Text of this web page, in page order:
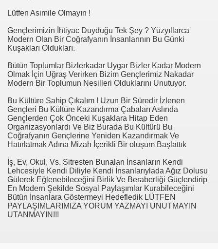
Lütfen Asimile Olmayın !
Gençlerimizin İhtiyac Duyduğu Tek Şey ? Yüzyıllarca
Modern Olan Bir Coğrafyanın İnsanlarının Bu Günki
Kuşakları Oldukları.
Bütün Toplumlar Bizlerkadar Uygar Bizler Kadar Modern
Olmak İçin Uğraş Verirken Bizim Gençlerimiz Nakadar
Modern Bir Toplumun Nesilleri Olduklarını Unutuyor.
Bu Kültüre Sahip Çıkalım ! Uzun Bir Süredir İzlenen
Gençleri Bu Kültüre Kazandırma Çabaları Aslında
Gençlerden Çok Önceki Kuşaklara Hitap Eden
Organizasyonlardı Ve Biz Burada Bu Kültürü Bu
Coğrafyanın Gençlerine Yeniden Kazandırmak Ve
Hatırlatmak Adına Mizah İçerikli Bir oluşum Başlattık
İş, Ev, Okul, Vs. Sitresten Bunalan İnsanların Kendi
Lehcesiyle Kendi Diliyle Kendi İnsanlarıylada Ağız Dolusu
Gülerek Eğlenebileceğini Birlik Ve Beraberliği Güçlendirip
En Modern Şekilde Sosyal Paylaşımlar Kurabileceğini
Bütün İnsanlara Göstermeyi Hedefledik LÜTFEN
PAYLAŞIMLARIMIZA YORUM YAZMAYI UNUTMAYIN
UTANMAYIN!!!